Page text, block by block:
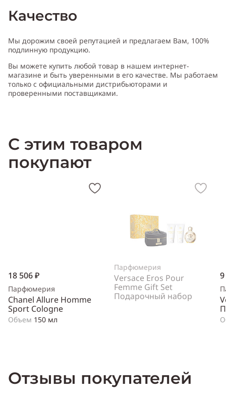
Cодержит ноты:мандарин, роза, фрезия, гелиотроп, ирис,
роза, бобы тонка, мускус, пачули
Качество
Мы дорожим своей репутацией и предлагаем Вам, 100%
подлинную продукцию.
Вы можете купить любой товар в нашем интернет-
магазине и быть уверенными в его качестве. Мы работаем
только с официальными дистрибьюторами и
проверенными поставщиками.
С этим товаром
покупают
18 506 ₽
Парфюмерия
Chanel Allure Homme
Sport Cologne
Объем 150 мл
Парфюмерия
Versace Eros Pour
Femme Gift Set
Подарочный набор
Отзывы покупателей